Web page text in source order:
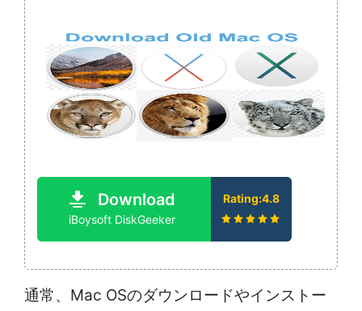
Download
iBoysoft DiskGeeker
Rating:4.8
通常、Mac OSのダウンロードやインストー